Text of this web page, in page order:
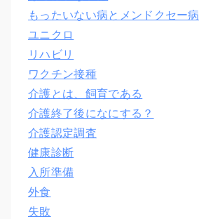
もったいない病とメンドクセー病
ユニクロ
リハビリ
ワクチン接種
介護とは、飼育である
介護終了後になにする？
介護認定調査
健康診断
入所準備
外食
失敗